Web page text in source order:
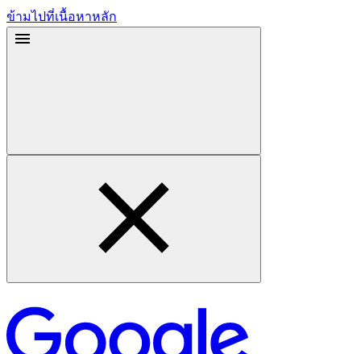
ข้ามไปที่เนื้อหาหลัก